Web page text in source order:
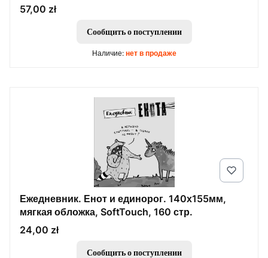
Цена
57,00 zł
Сообщить о поступлении
Наличие: нет в продаже
Ежедневник. Енот и единорог. 140х155мм,
мягкая обложка, SoftTouch, 160 стр.
Цена
24,00 zł
Сообщить о поступлении